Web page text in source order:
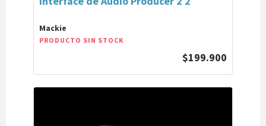
Mackie
PRODUCTO SIN STOCK
$199.900